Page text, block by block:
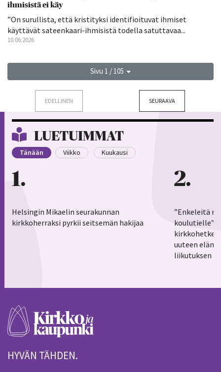
ihmisistä ei käy
”On surullista, että kristityksi identifioituvat ihmiset
käyttävät sateenkaari-ihmisistä todella satuttavaa...
10.06.2026
Sivu 1 / 105
EDELLINEN SEURAAVA
LUETUIMMAT
Tänään Viikko Kuukausi
1
Helsingin Mikaelin seurakunnan
kirkkoherraksi pyrkii seitsemän hakijaa
2
”Enkeleitä
koulutielle”–
uuteen
liikutuksen
HYVÄN TÄHDEN.